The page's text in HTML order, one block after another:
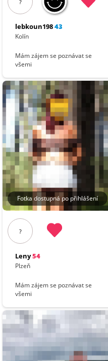
?
lebkoun19843
Kolín
Mám zájem se poznávat se
všemi
Fotka dostupná po přihlášení
?
Leny54
Plzeň
Mám zájem se poznávat se
všemi